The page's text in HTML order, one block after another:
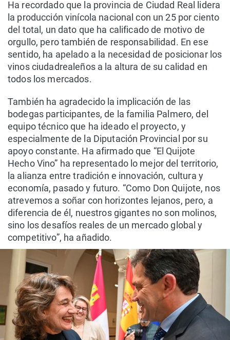
Ha recordado que la provincia de Ciudad Real lidera
la producción vinícola nacional con un 25 por ciento
del total, un dato que ha calificado de motivo de
orgullo, pero también de responsabilidad. En ese
sentido, ha apelado a la necesidad de posicionar los
vinos ciudadrealeños a la altura de su calidad en
todos los mercados.
También ha agradecido la implicación de las
bodegas participantes, de la familia Palmero, del
equipo técnico que ha ideado el proyecto, y
especialmente de la Diputación Provincial por su
apoyo constante. Ha afirmado que “El Quijote
Hecho Vino” ha representado lo mejor del territorio,
la alianza entre tradición e innovación, cultura y
economía, pasado y futuro. “Como Don Quijote, nos
atrevemos a soñar con horizontes lejanos, pero, a
diferencia de él, nuestros gigantes no son molinos,
sino los desafíos reales de un mercado global y
competitivo”, ha añadido.